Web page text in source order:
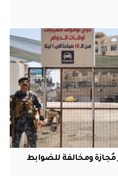
غير مُجازة ومخالفة للضوابط